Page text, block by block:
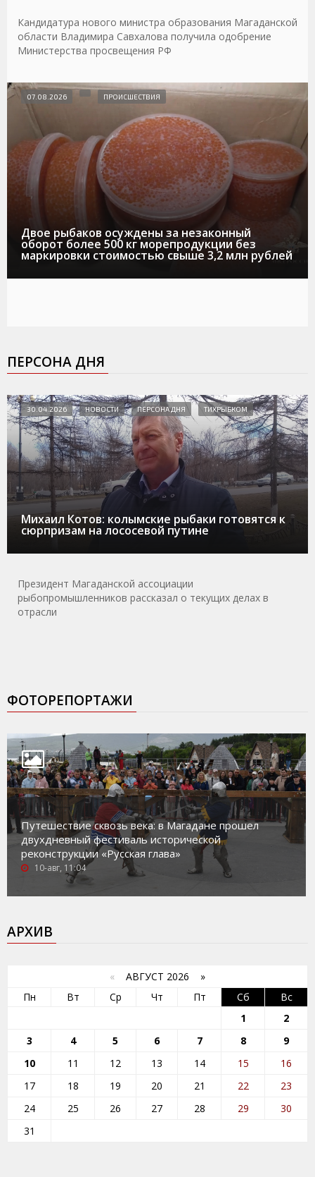
Кандидатура нового министра образования Магаданской
области Владимира Савхалова получила одобрение
Министерства просвещения РФ
Двое рыбаков осуждены за незаконный
оборот более 500 кг морепродукции без
маркировки стоимостью свыше 3,2 млн рублей
07.08.2026 ПРОИСШЕСТВИЯ
ПЕРСОНА ДНЯ
Михаил Котов: колымские рыбаки готовятся к
сюрпризам на лососевой путине
30.04.2026 НОВОСТИ ПЕРСОНА ДНЯ ТИХРЫБКОМ
Президент Магаданской ассоциации
рыбопромышленников рассказал о текущих делах в
отрасли
ФОТОРЕПОРТАЖИ
Путешествие сквозь века: в Магадане прошел
двухдневный фестиваль исторической
реконструкции «Русская глава»
10-авг, 11:04
АРХИВ
« АВГУСТ 2026 »
Пн
Вт Ср Чт Пт Сб
Вс
1
2
3
4 5 6 7 8
9
10
11 12 13 14 15
16
17
18 19 20 21 22
23
24
25 26 27 28 29
30
31